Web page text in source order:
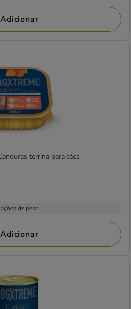
Adicionar
terrina para cães
de peso
Adicionar